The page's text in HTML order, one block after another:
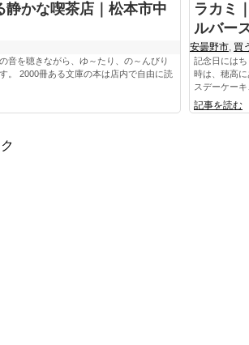
静かな喫茶店｜松本市中
音を聴きながら、ゆ～たり、の～んびり
。 2000冊ある文庫の本は店内で自由に読
ラカミ
ルバー
安曇野市, 買
記念日には
時は、穂高
スデーケー
記事を読む